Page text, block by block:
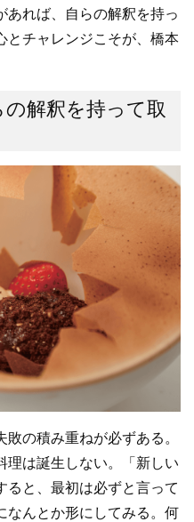
あれば、自らの解釈を持っ
とチャレンジこそが、橋本
解釈を持って取
の積み重ねが必ずある。
理は誕生しない。「新しい
ると、最初は必ずと言って
なんとか形にしてみる。何